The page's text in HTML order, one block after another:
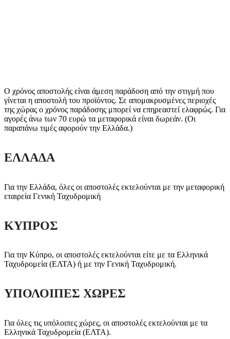
Ο χρόνος αποστολής είναι άμεση παράδοση από την στιγμή που
γίνεται η αποστολή του προϊόντος. Σε απομακρυσμένες περιοχές
της χώρας ο χρόνος παράδοσης μπορεί να επηρεαστεί ελαφρώς. Για
αγορές άνω των 70 ευρώ τα μεταφορικά είναι δωρεάν. (Οι
παραπάνω τιμές αφορούν την Ελλάδα.)
ΕΛΛΑΔΑ
Για την Ελλάδα, όλες οι αποστολές εκτελούνται με την μεταφορική
εταιρεία Γενική Ταχυδρομική
ΚΥΠΡΟΣ
Για την Κύπρο, οι αποστολές εκτελούνται είτε με τα Ελληνικά
Ταχυδρομεία (ΕΛΤΑ) ή με την Γενική Ταχυδρομική.
ΥΠΟΛΟΙΠΕΣ ΧΩΡΕΣ
Για όλες τις υπόλοιπες χώρες, οι αποστολές εκτελούνται με τα
Ελληνικά Ταχυδρομεία (ΕΛΤΑ).